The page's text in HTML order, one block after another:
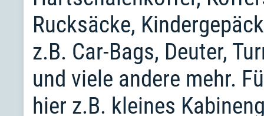
Rucksäcke,
z.B. Car-Bags, Deuter,
und viele andere mehr.
hier z.B. kleines